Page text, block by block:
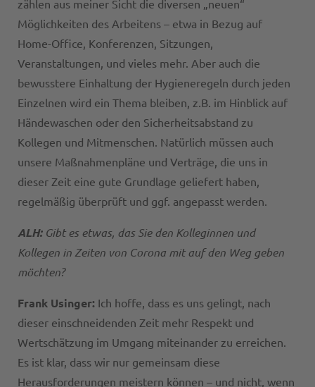
zählen aus meiner Sicht die diversen „neuen“
Möglichkeiten des Arbeitens – etwa in Bezug auf
Home-Office, Konferenzen, Sitzungen,
Veranstaltungen, und vieles mehr. Aber auch die
bewusstere Einhaltung der Hygieneregeln durch jeden
Einzelnen wird ein Thema bleiben, z.B. im Hinblick auf
Händewaschen oder den Sicherheitsabstand zu
Kollegen und Mitmenschen. Natürlich müssen auch
unsere Maßnahmenpläne und Verträge, die uns in
dieser Zeit eine gute Grundlage geliefert haben,
regelmäßig überprüft und ggf. angepasst werden.
ALH: Gibt es etwas, das Sie den Kolleginnen und
Kollegen in Zeiten von Corona mit auf den Weg geben
möchten?
Frank Usinger: Ich hoffe, dass es uns gelingt, nach
dieser einschneidenden Zeit mehr Respekt und
Wertschätzung im Umgang miteinander zu erreichen.
Es ist klar, dass wir nur gemeinsam diese
Herausforderungen meistern können – und nicht, wenn